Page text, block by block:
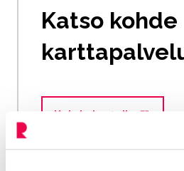
Katso kohde
Kohde kartalla